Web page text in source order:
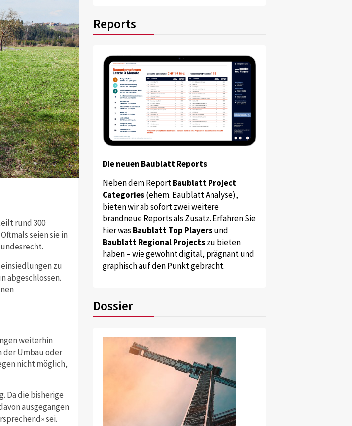
rund 300
seien sie in
zu
abgeschlossen.
weiterhin
der Umbau oder
nicht möglich,
Da die bisherige
ausgegangen
sei.
Reports
Die neuen Baublatt Reports
Neben dem ReportBaublatt Project
Categories(ehem. Baublatt Analyse),
bieten wir ab sofort zwei weitere
brandneue Reports als Zusatz. Erfahren Sie
hier was Baublatt Top Playersund
Baublatt Regional Projectszu bieten
haben – wie gewohnt digital, prägnant und
graphisch auf den Punkt gebracht.
Dossier